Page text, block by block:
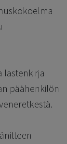
lastenkirja
päähenkilön